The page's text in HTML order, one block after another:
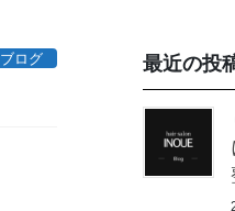
ブログ 最近の投